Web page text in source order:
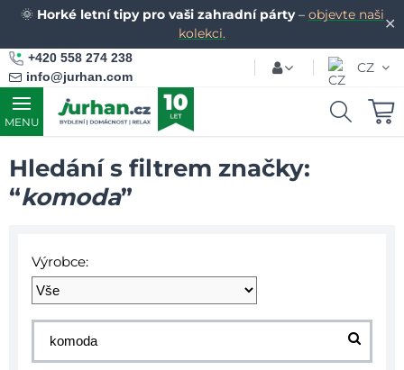
✕
🌞 Horké letní tipy pro vaši zahradní párty– objevte naši
kolekci.
+420 558 274 238
info@jurhan.com
CZ
MENU
Hledání s filtrem značky:
“komoda”
Výrobce: